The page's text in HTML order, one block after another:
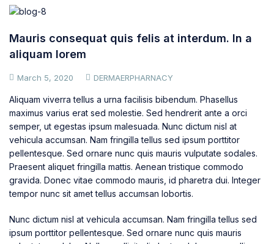
Mauris consequat quis felis at interdum. In a
aliquam lorem
March 5, 2020 DERMAERPHARNACY
Aliquam viverra tellus a urna facilisis bibendum. Phasellus
maximus varius erat sed molestie. Sed hendrerit ante a orci
semper, ut egestas ipsum malesuada. Nunc dictum nisl at
vehicula accumsan. Nam fringilla tellus sed ipsum porttitor
pellentesque. Sed ornare nunc quis mauris vulputate sodales.
Praesent aliquet fringilla mattis. Aenean tristique commodo
gravida. Donec vitae commodo mauris, id pharetra dui. Integer
tempor nunc sit amet tellus accumsan lobortis.
Nunc dictum nisl at vehicula accumsan. Nam fringilla tellus sed
ipsum porttitor pellentesque. Sed ornare nunc quis mauris